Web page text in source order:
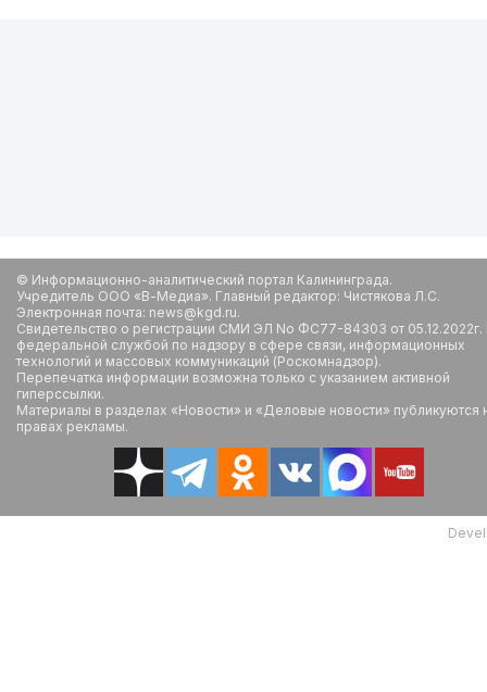
© Информационно-аналитический портал Калининграда.
Учредитель ООО «В-Медиа». Главный редактор: Чистякова Л.С.
Электронная почта: news@kgd.ru.
Свидетельство о регистрации СМИ ЭЛ No ФС77-84303 от
федеральной службой по надзору в сфере связи, информационных
технологий и массовых коммуникаций (Роскомнадзор).
Перепечатка информации возможна только с указанием активной
гиперссылки.
Материалы в разделах «Новости» и «Деловые новости» публикуются
правах рекламы.